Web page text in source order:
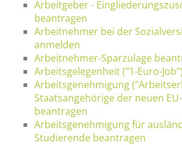
Arbeitgeber -
beantragen
Arbeitnehmer bei der
anmelden
Arbeitnehmer-Sparzulage
Arbeitsgelegenheit ("1-Euro-
Arbeitsgenehmigung
Staatsangehörige der neuen
beantragen
Arbeitsgenehmigung für
Studierende beantragen